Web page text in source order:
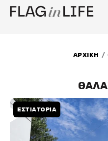
Μετάβαση
στο
ΑΡΧΙΚΗ /
ΕΣΤΙΑΤΟΡΙΑ